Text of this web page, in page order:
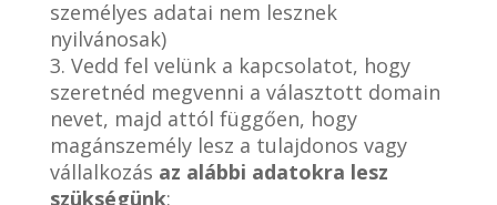
személyes adatai nem lesznek
nyilvánosak)
3. Vedd fel velünk a kapcsolatot, hogy
szeretnéd megvenni a választott domain
nevet, majd attól függően, hogy
magánszemély lesz a tulajdonos vagy
vállalkozás az alábbi adatokra lesz
szükségünk: